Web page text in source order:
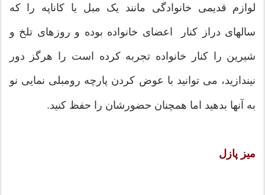
لوازم قدیمی خانوادگی مانند یک مبل یا کاناپه را که
سالهای دراز کنار اعضای خانواده بوده و روزهای تلخ و
شیرین را کنار خانواده تجربه کرده است را هرگز دور
نیندازید، می توانید با عوض کردن پارچه رومبلی نمایی نو
به آنها بدهید اما همچنان حضورشان را حفظ کنید.
میز پازل